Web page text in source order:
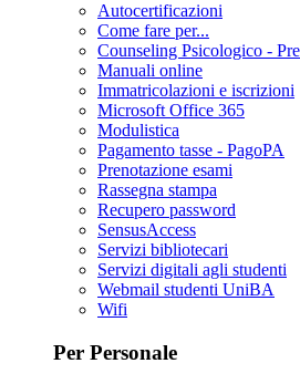
Autocertificazioni
Come fare per...
Counseling Psicologico -
Manuali online
Immatricolazioni e iscrizioni
Microsoft Office 365
Modulistica
Pagamento tasse - PagoPA
Prenotazione esami
Rassegna stampa
Recupero password
SensusAccess
Servizi bibliotecari
Servizi digitali agli studenti
Webmail studenti UniBA
Wifi
Per Personale